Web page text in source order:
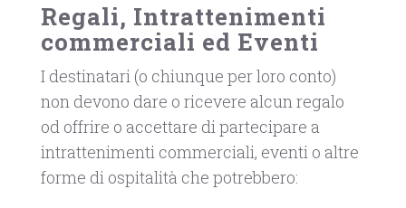
Regali, Intrattenimenti
commerciali ed Eventi
I destinatari (o chiunque per loro conto)
non devono dare o ricevere alcun regalo
od offrire o accettare di partecipare a
intrattenimenti commerciali, eventi o altre
forme di ospitalità che potrebbero: